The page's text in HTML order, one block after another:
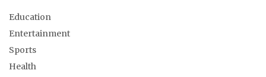
Education
Entertainment
Sports
Health